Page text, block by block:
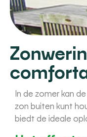
In de zomer kan
zon buiten kunt
biedt de ideale